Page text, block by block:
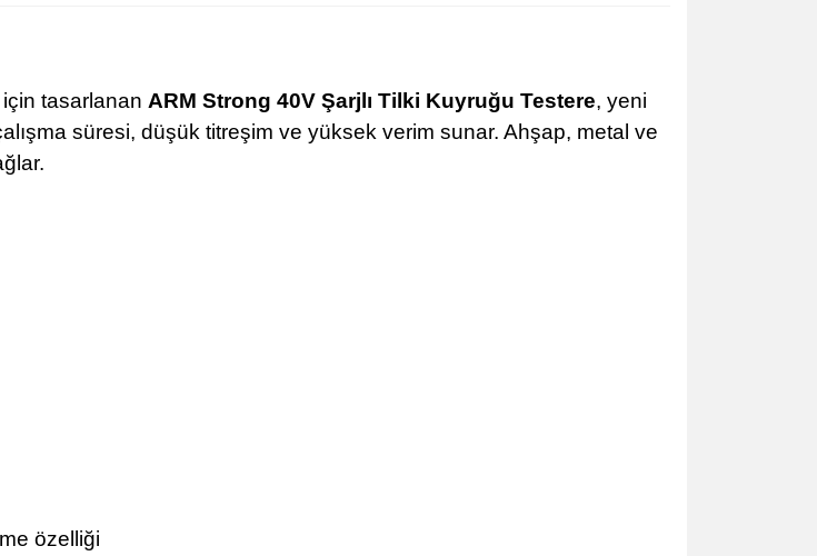
tasarlanan ARM Strong 40V Şarjlı Tilki Kuyruğu Testere, yeni
süresi, düşük titreşim ve yüksek verim sunar. Ahşap, metal ve
özelliği